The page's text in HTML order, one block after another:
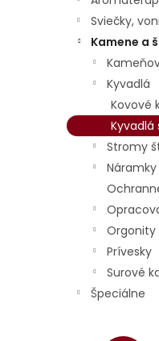
Sviečky,
Kamene a
Kyvadlá
Kovové
Kyvadlá
Stromy
Náramky
Orgonity
Prívesky
Surové
Špeciálne